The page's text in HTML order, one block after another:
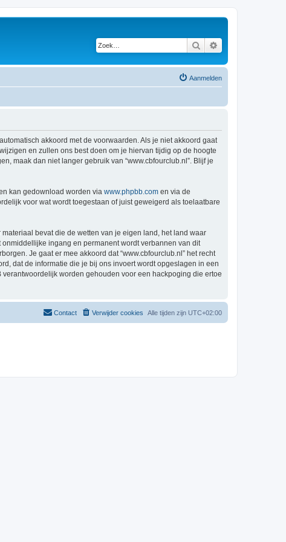
Zoek
Aanmelden
akkoord met de voorwaarden. Als je niet akkoord gaat
en zullen ons best doen om je hiervan tijdig op de hoogte
maak dan niet langer gebruik van “www.cbfourclub.nl”. Blijf je
en kan gedownload worden via www.phpbb.com en via de
voor wat wordt toegestaan of juist geweigerd als toelaatbare
bevat die de wetten van je eigen land, het land waar
ingang en permanent wordt verbannen van dit
Je gaat er mee akkoord dat “www.cbfourclub.nl” het recht
dat de informatie die je bij ons invoert wordt opgeslagen in een
worden gehouden voor een hackpoging die ertoe
Alle tijden zijn UTC+02:00
Verwijder cookies
Contact